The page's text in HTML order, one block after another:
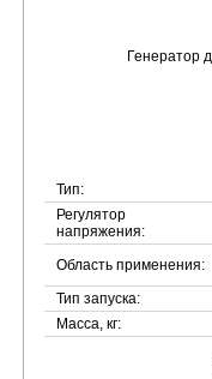
Тип:
Регулятор
напряжения:
Область применения:
Тип запуска:
Масса, кг: